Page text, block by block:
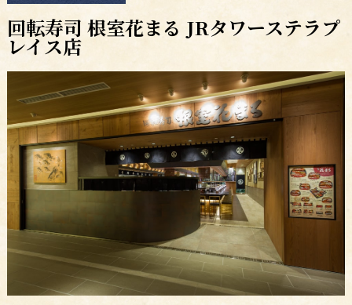
回転寿司 根室花まる JRタワーステラプ
レイス店